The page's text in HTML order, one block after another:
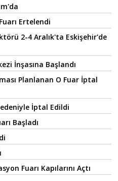
Ertelendi
2-4 Aralık'ta Eskişehir'de
İnşasına Başlandı
Planlanan O Fuar İptal
İptal Edildi
Başladı
Fuarı Kapılarını Açtı